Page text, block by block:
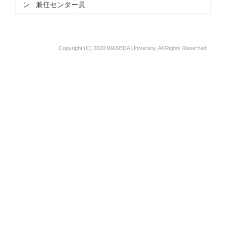
ン 兼任センター員
Copyright (C) 2020 WASEDA University, All Rights Reserved.